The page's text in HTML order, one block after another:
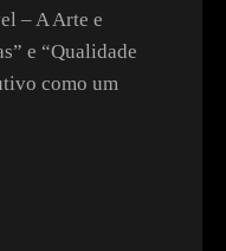
– A Arte e
e “Qualidade
como um